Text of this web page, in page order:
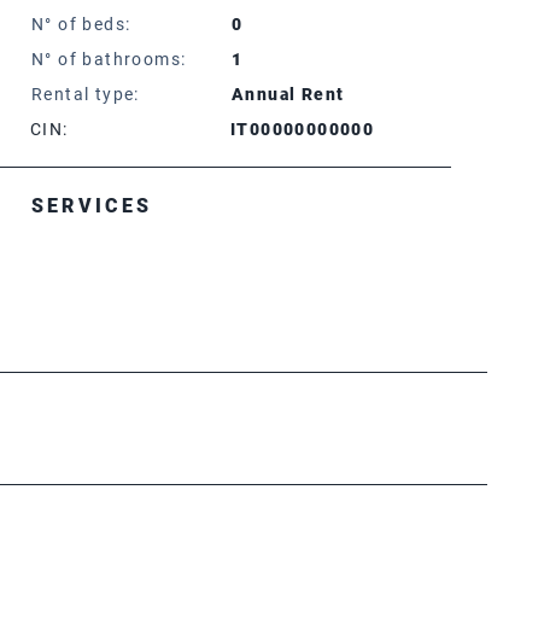
N° of beds:
0
N° of bathrooms:
1
Rental type:
Annual Rent
CIN:
IT00000000000
SERVICES